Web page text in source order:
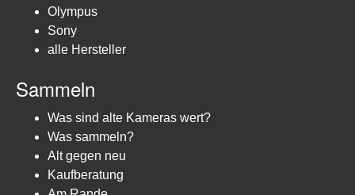
Olympus
Sony
alle Hersteller
Sammeln
Was sind alte Kameras wert?
Was sammeln?
Alt gegen neu
Kaufberatung